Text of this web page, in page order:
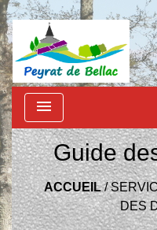
menu
Guide
ACCUEIL/
DES